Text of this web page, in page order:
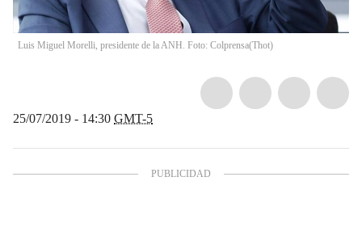
Luis Miguel Morelli, presidente de la ANH. Foto: Colprensa(Thot)
25/07/2019 - 14:30 GMT-5